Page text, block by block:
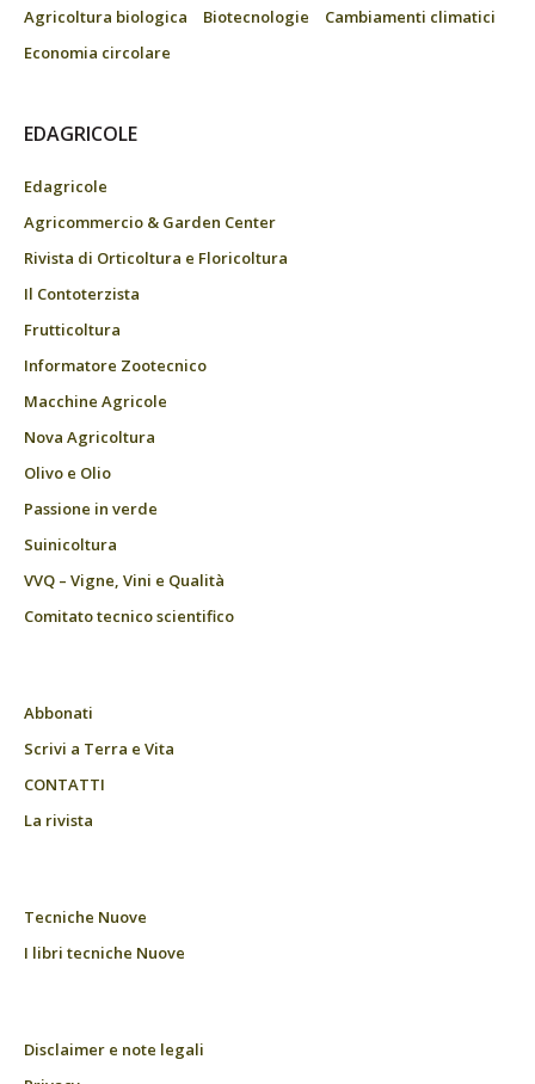
Agricoltura biologica
Biotecnologie
Cambiamenti climatici
Economia circolare
EDAGRICOLE
Edagricole
Agricommercio & Garden Center
Rivista di Orticoltura e Floricoltura
Il Contoterzista
Frutticoltura
Informatore Zootecnico
Macchine Agricole
Nova Agricoltura
Olivo e Olio
Passione in verde
Suinicoltura
VVQ – Vigne, Vini e Qualità
Comitato tecnico scientifico
Abbonati
Scrivi a Terra e Vita
CONTATTI
La rivista
Tecniche Nuove
I libri tecniche Nuove
Disclaimer e note legali